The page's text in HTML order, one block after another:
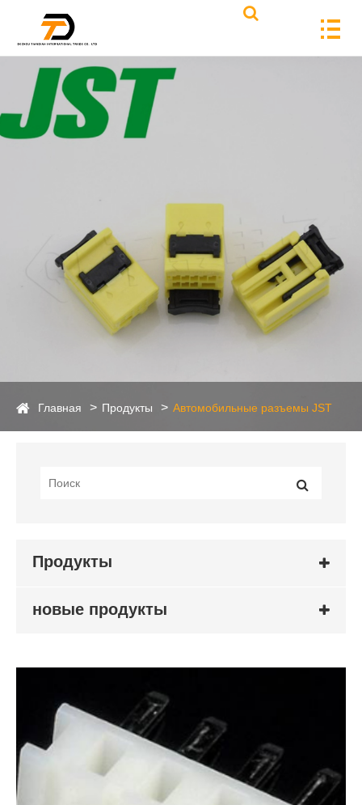
Главная Продукты Автомобильные разъемы JST
Продукты
новые продукты